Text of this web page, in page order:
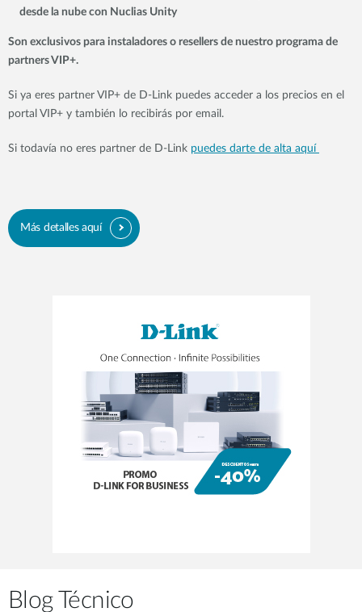
desde la nube con Nuclias Unity
Son exclusivos para instaladores o resellers de nuestro programa de
partners VIP+.
Si ya eres partner VIP+ de D-Link puedes acceder a los precios en el
portal VIP+ y también lo recibirás por email.
Si todavía no eres partner de D-Link puedes darte de alta aquí
Más detalles aquí
Blog Técnico